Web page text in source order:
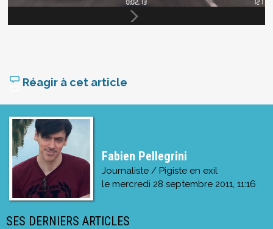
Réagir à cet article
Fabien Pellegrini
Journaliste / Pigiste en exil
le mercredi 28 septembre 2011, 11:16
SES DERNIERS ARTICLES